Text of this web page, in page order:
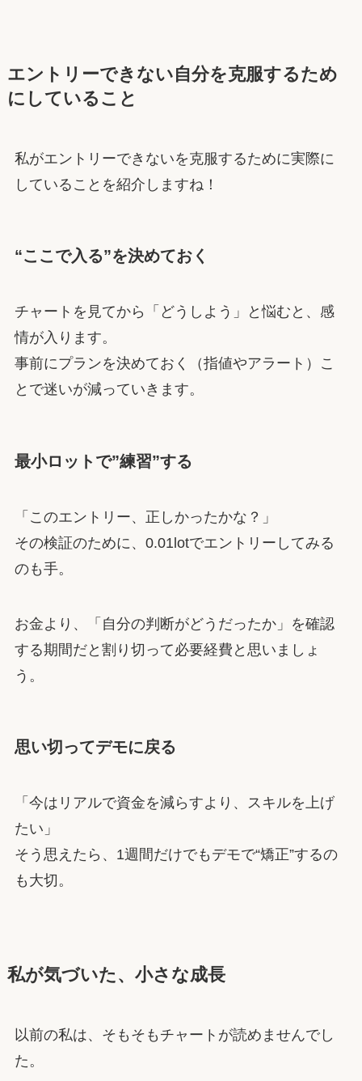
エントリーできない自分を克服するため
にしていること
私がエントリーできないを克服するために実際に
していることを紹介しますね！
“ここで入る”を決めておく
チャートを見てから「どうしよう」と悩むと、感
情が入ります。
事前にプランを決めておく（指値やアラート）こ
とで迷いが減っていきます。
最小ロットで”練習”する
「このエントリー、正しかったかな？」
その検証のために、0.01lotでエントリーしてみる
のも手。
お金より、「自分の判断がどうだったか」を確認
する期間だと割り切って必要経費と思いましょ
う。
思い切ってデモに戻る
「今はリアルで資金を減らすより、スキルを上げ
たい」
そう思えたら、1週間だけでもデモで“矯正”するの
も大切。
私が気づいた、小さな成長
以前の私は、そもそもチャートが読めませんでし
た。